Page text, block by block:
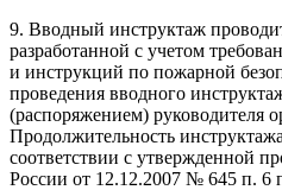
9. Вводный инструктаж
разработанной с учетом
и инструкций по пожарной
проведения вводного
(распоряжением) руководителя
Продолжительность
соответствии с утвержденной
России от 12.12.2007 № 645 п. 6